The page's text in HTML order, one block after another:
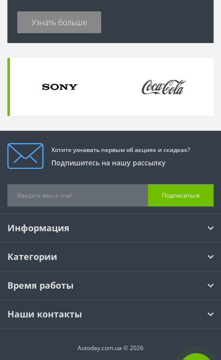
Узнать больше
Хотите узнавать первым об акциях и скидках?
Подпишитесь на нашу рассылку
Подписаться
Информация
Категории
Время работы
Наши контакты
Autoday.com.ua © 2026